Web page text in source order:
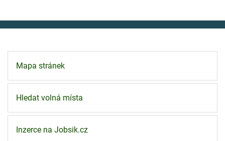
Mapa stránek
Hledat volná místa
Inzerce na Jobsik.cz